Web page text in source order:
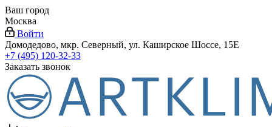
Ваш город
Москва
Войти
Домодедово, мкр. Северный, ул. Каширское Шоссе, 15Е
+7 (495) 120-32-33
Заказать звонок